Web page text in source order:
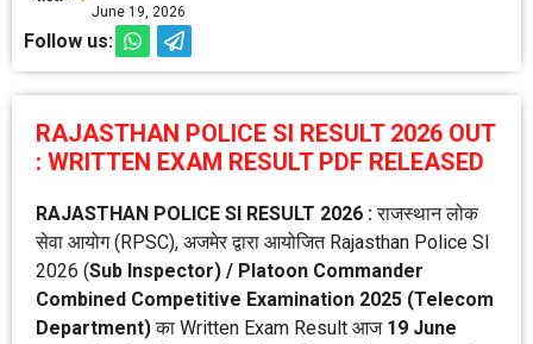
June 19, 2026
Follow us:
RAJASTHAN POLICE SI RESULT 2026 OUT
: WRITTEN EXAM RESULT PDF RELEASED
RAJASTHAN POLICE SI RESULT 2026 :राजस्थान लोक
सेवा आयोग (RPSC), अजमेर द्वारा आयोजित Rajasthan Police SI
2026 (Sub Inspector) / Platoon Commander
Combined Competitive Examination 2025 (Telecom
Department)का Written Exam Result आज 19 June